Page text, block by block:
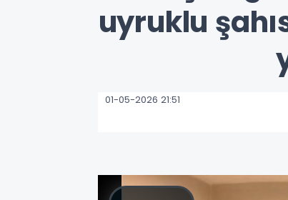
uyruklu
01-05-2026 21:51